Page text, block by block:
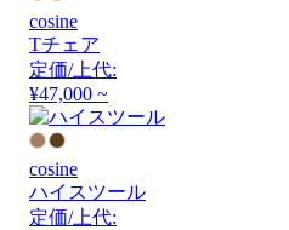
cosine
Tチェア
定価/上代:
¥47,000 ~
cosine
ハイスツール
定価/上代: